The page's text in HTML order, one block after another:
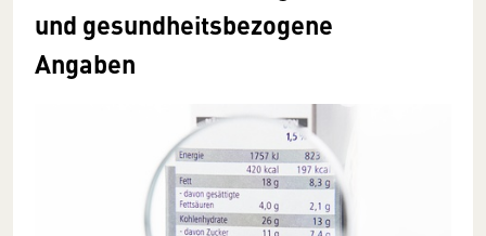
und gesundheitsbezogene
Angaben